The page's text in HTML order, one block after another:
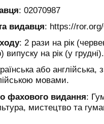
: 02070987
видавця: https://
: 2 рази на рік
випуску на рік (у грудні).
або
мовами.
фахового видання:
мистецтво та